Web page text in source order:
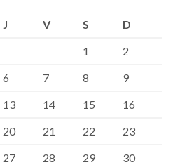
J V S
D
1
2
6 7 8
9
13 14 15
16
20 21 22
23
27 28 29
30